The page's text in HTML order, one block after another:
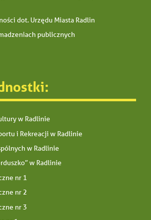
dot. Urzędu Miasta Radlin
publicznych
w Radlinie
i Rekreacji w Radlinie
w Radlinie
w Radlinie
nr 1
nr 2
nr 3